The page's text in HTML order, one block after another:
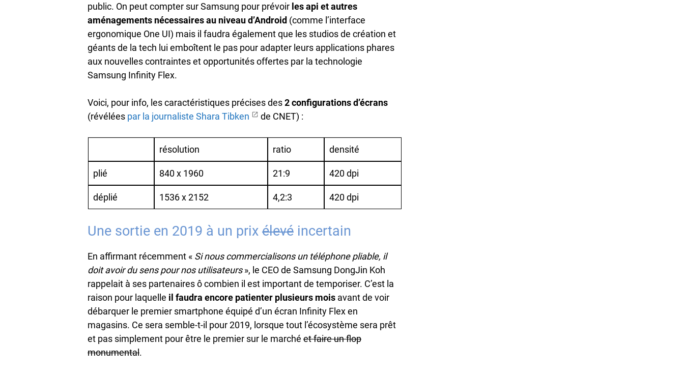
public. On peut compter sur Samsung pour prévoir les api et autres
aménagements nécessaires au niveau d’Android (comme l’interface
ergonomique One UI) mais il faudra également que les studios de création et
géants de la tech lui emboîtent le pas pour adapter leurs applications phares
aux nouvelles contraintes et opportunités offertes par la technologie
Samsung Infinity Flex.
Voici, pour info, les caractéristiques précises des2 configurations d’écrans
(révélées par la journaliste Shara Tibken de CNET) :
résolution ratio densité
plié 840 x 1960 21:9 420 dpi
déplié 1536 x 2152 4,2:3 420 dpi
Une sortie en 2019 à un prix élevé incertain
En affirmant récemment « Si nous commercialisons un téléphone pliable, il
doit avoir du sens pour nos utilisateurs», le CEO de Samsung DongJin Koh
rappelait à ses partenaires ô combien il est important de temporiser. C’est la
raison pour laquelle il faudra encore patienter plusieurs mois avant de voir
débarquer le premier smartphone équipé d’un écran Infinity Flex en
magasins. Ce sera semble-t-il pour 2019, lorsque tout l’écosystème sera prêt
et pas simplement pour être le premier sur le marché et faire un flop
monumental.